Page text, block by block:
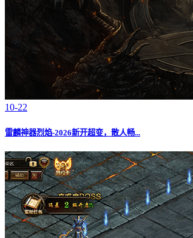
10-22
雷麟神器烈焰-2026新开超变，散人畅...